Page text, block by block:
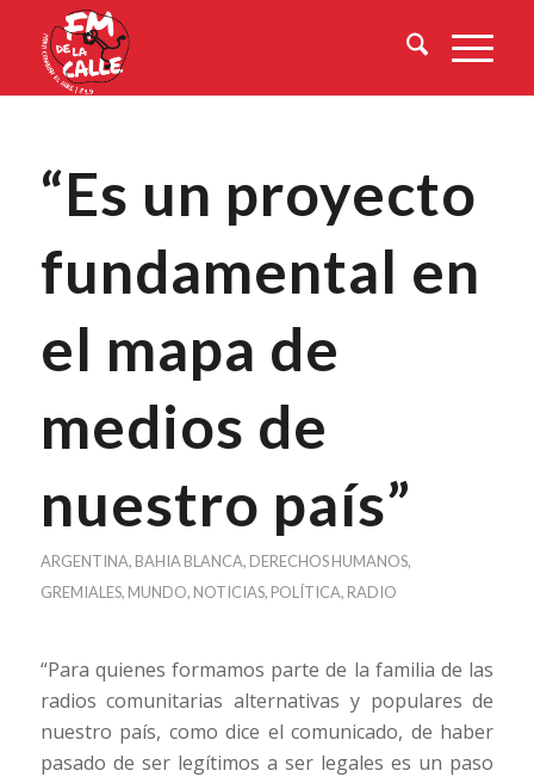
“Es un proyecto
fundamental en
el mapa de
medios de
nuestro país”
ARGENTINA, BAHIA BLANCA, DERECHOS HUMANOS,
GREMIALES, MUNDO, NOTICIAS, POLÍTICA, RADIO
“Para quienes formamos parte de la familia de las
radios comunitarias alternativas y populares de
nuestro país, como dice el comunicado, de haber
pasado de ser legítimos a ser legales es un paso